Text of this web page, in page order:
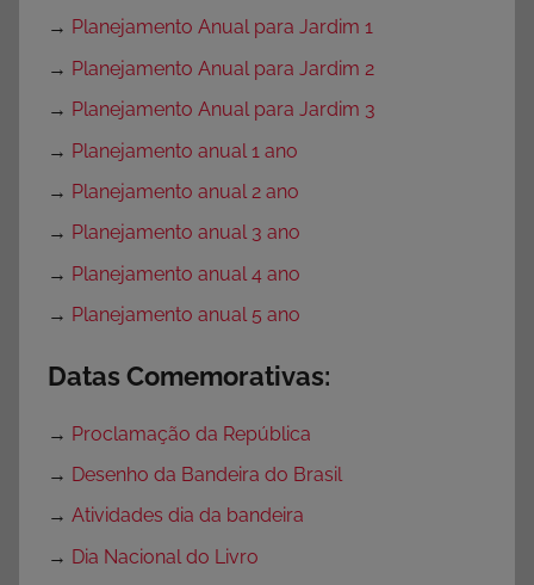
→ Planejamento Anual para Jardim 1
→ Planejamento Anual para Jardim 2
→ Planejamento Anual para Jardim 3
→ Planejamento anual 1 ano
→ Planejamento anual 2 ano
→ Planejamento anual 3 ano
→ Planejamento anual 4 ano
→ Planejamento anual 5 ano
Datas Comemorativas:
→ Proclamação da República
→ Desenho da Bandeira do Brasil
→ Atividades dia da bandeira
→ Dia Nacional do Livro